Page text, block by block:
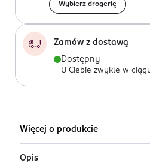
Wybierz drogerię
Zamów z dostawą
Dostępny
U Ciebie zwykle w
Więcej o produkcie
Opis